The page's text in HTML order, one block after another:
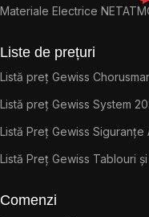
Materiale Electrice
Liste de prețuri
Listă preț Gewiss
Listă preț Gewiss System
Listă Preț Gewiss Siguranțe
Listă Preț Gewiss Tablouri
Comenzi